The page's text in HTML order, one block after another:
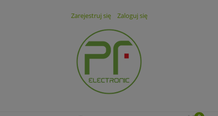
Zarejestruj się Zaloguj się